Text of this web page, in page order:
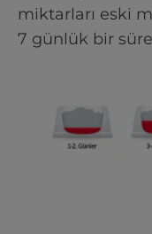
miktarları eski
7 günlük bir süre